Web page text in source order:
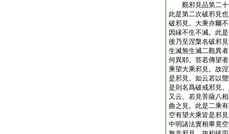
觀邪見品第二十
此是第二次破邪見
破邪見。大乘亦爾
因縁不生不滅。此
後乃至涅槃名破邪
生滅無生滅二觀異
何異耶。答若傳望
乘望大乘邪見。故
是邪見。如云若以
是則名爲破戒邪見
又云。若見菩薩八
曲之見。此是二乘
空有望大乘皆是邪
中明諸法實相畢竟